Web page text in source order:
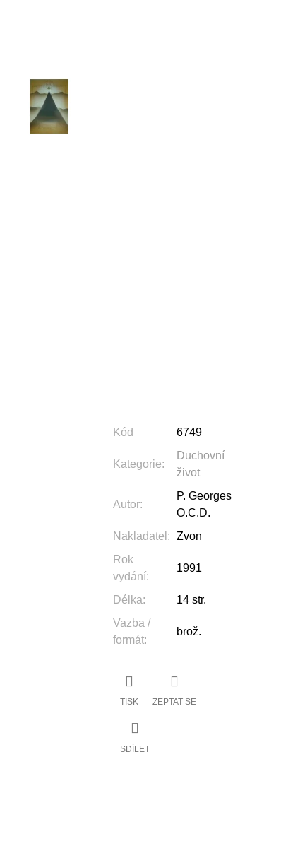
Kód 6749
Kategorie:
Duchovní
život
Autor:
P. Georges
O.C.D.
Nakladatel : Zvon
Rok
vydání:
1991
Délka:
14 str.
Vazba /
formát:
brož.
TISK ZEPTAT SE
SDÍLET